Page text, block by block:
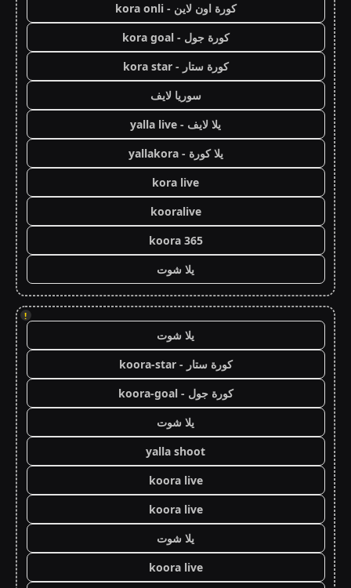
كورة اون لاين - kora onli
كورة جول - kora goal
كورة ستار - kora star
سوريا لايف
يلا لايف - yalla live
يلا كورة - yallakora
kora live
kooralive
koora 365
يلا شوت
!
يلا شوت
كورة ستار - koora-star
كورة جول - koora-goal
يلا شوت
yalla shoot
koora live
koora live
يلا شوت
koora live